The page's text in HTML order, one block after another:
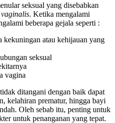
seksual yang disebabkan
. Ketika mengalami
beberapa gejala seperti :
kekuningan atau kehijauan yang
seksual
vagina
ditangani dengan baik dapat
kelahiran prematur, hingga bayi
Oleh sebab itu, penting untuk
untuk penanganan yang tepat.